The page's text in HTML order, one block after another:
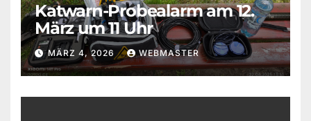
Katwarn-Probealarm am 12.
März um 11 Uhr
MÄRZ 4, 2026 WEBMASTER